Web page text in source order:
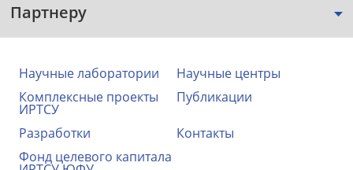
Партнеру
Научные лаборатории
Научные центры
Комплексные проекты
ИРТСУ
Публикации
Разработки
Контакты
Фонд целевого капитала